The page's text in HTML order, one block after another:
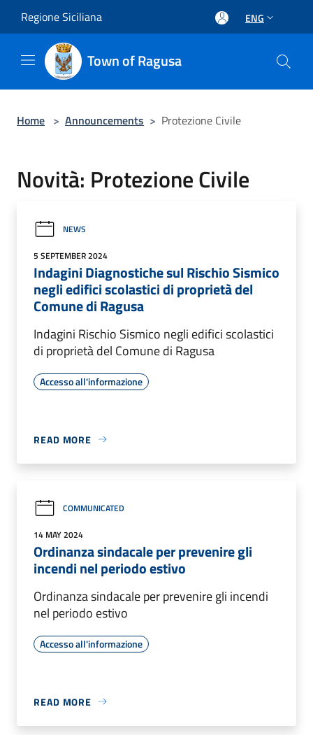
Regione Siciliana ENG
Town of Ragusa
Home > Announcements > Protezione Civile
Novità: Protezione Civile
NEWS
5 SEPTEMBER 2024
Indagini Diagnostiche sul Rischio Sismico
negli edifici scolastici di proprietà del
Comune di Ragusa
Indagini Rischio Sismico negli edifici scolastici
di proprietà del Comune di Ragusa
Accesso all'informazione
READ MORE
COMMUNICATED
14 MAY 2024
Ordinanza sindacale per prevenire gli
incendi nel periodo estivo
Ordinanza sindacale per prevenire gli incendi
nel periodo estivo
Accesso all'informazione
READ MORE